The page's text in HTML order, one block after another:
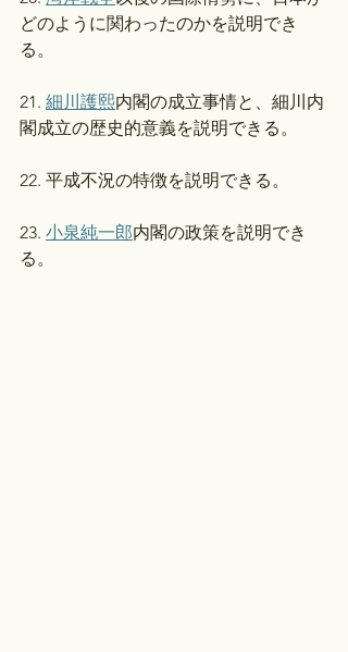
どのように関わったのかを説明でき
る。
21. 細川護熙内閣の成立事情と、細川内
閣成立の歴史的意義を説明できる。
22. 平成不況の特徴を説明できる。
23. 小泉純一郎内閣の政策を説明でき
る。